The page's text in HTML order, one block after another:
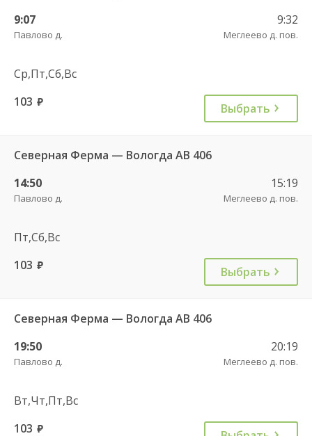
9:07
Павлово д.
9:32
Меглеево д. пов.
Ср,Пт,Сб,Вс
103 руб. Выбрать
Северная Ферма — Вологда АВ 406
14:50
Павлово д.
15:19
Меглеево д. пов.
Пт,Сб,Вс
103 руб. Выбрать
Северная Ферма — Вологда АВ 406
19:50
Павлово д.
20:19
Меглеево д. пов.
Вт,Чт,Пт,Вс
103 руб.